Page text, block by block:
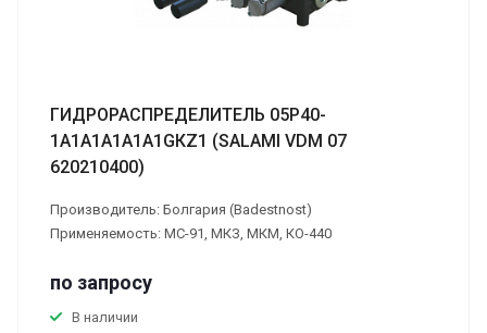
ГИДРОРАСПРЕДЕЛИТЕЛЬ 05Р40-
1А1А1А1А1А1GКZ1 (SALAMI VDМ 07
620210400)
Производитель: Болгария (Badestnost)
Применяемость: МС-91, МКЗ, МКМ, КО-440
по запросу
В наличии